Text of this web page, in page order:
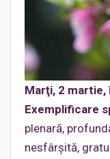
Marţi, 2
Exemplificare
plenară,
nesfârşită,